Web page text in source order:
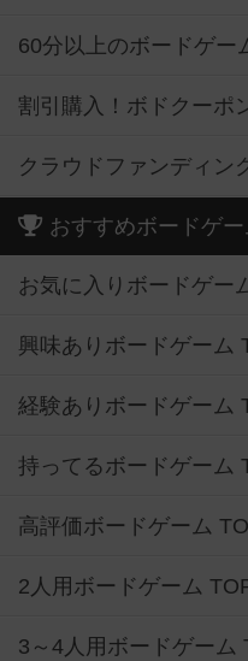
60分以上のボードゲー
割引購入！ボドクーポ
クラウドファンディン
おすすめボードゲー
お気に入りボードゲー
興味ありボードゲーム
経験ありボードゲーム
持ってるボードゲーム
高評価ボードゲーム
2人用ボードゲーム
3～4人用ボードゲーム